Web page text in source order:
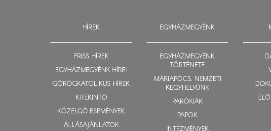
HÍREK
FRISS HÍREK
EGYHÁZMEGYÉNK HÍREI
GÖRÖGKATOLIKUS HÍREK
KITEKINTŐ
KÖZELGŐ ESEMÉNYEK
ÁLLÁSAJÁNLATOK
EGYHÁZMEGYÉNK
EGYHÁZMEGYÉNK
TÖRTÉNETE
MÁRIAPÓCS, NEMZETI
KEGYHELYÜNK
PARÓKIÁK
PAPOK